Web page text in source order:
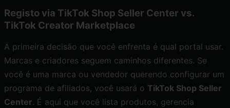
Registo via TikTok Shop Seller Center vs.
TikTok Creator Marketplace
A primeira decisão que você enfrenta é qual portal usar.
Marcas e criadores seguem caminhos diferentes. Se
você é uma marca ou vendedor querendo configurar um
programa de afiliados, você usará o TikTok Shop Seller
Center. É aqui que você lista produtos, gerencia